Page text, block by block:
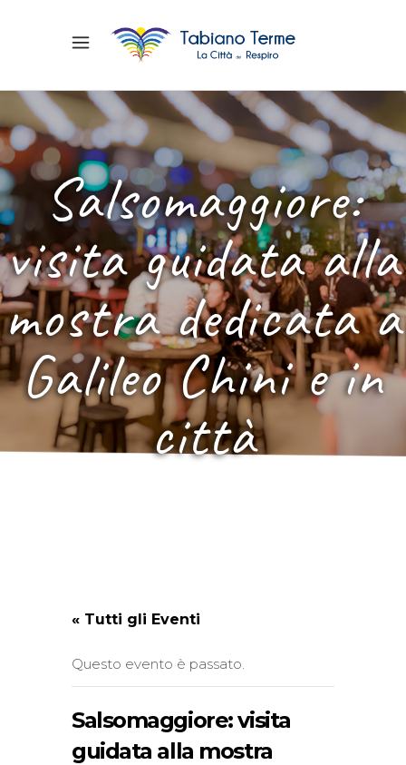
Salsomaggiore:
visita guidata alla
mostra dedicata a
Galileo Chini e in
città
« Tutti gli Eventi
Questo evento è passato.
Salsomaggiore: visita
guidata alla mostra